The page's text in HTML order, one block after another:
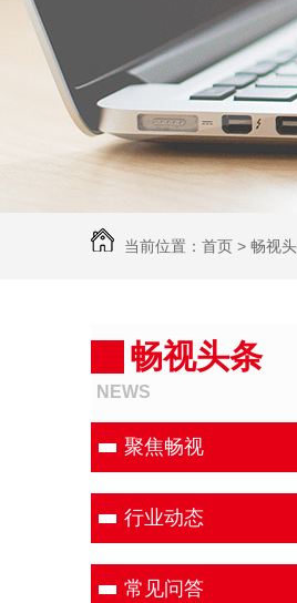
当前位置： 首页 > 畅视
畅视头条
NEWS
聚焦畅视
行业动态
常见问答